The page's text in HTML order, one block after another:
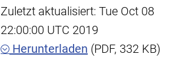
Zuletzt aktualisiert: Tue Oct 08
22:00:00 UTC 2019
Herunterladen (PDF, 332 KB)